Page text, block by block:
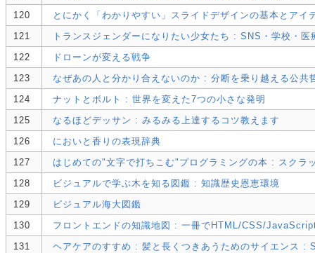
120
とにかく「わかりやすい」スライドデザインの基本とアイ
121
トランスジェンダーになりたい少女たち : SNS・学校・医
122
ドローンが変える戦争
123
なぜあの人と分かり合えないのか : 分断を乗り越える公共
124
ナットとボルト : 世界を変えた7つの小さな発明
125
なるほどデッサン : みるみる上達するコツ教えます
126
においと香りの表現辞典
127
はじめての"文字で打ちこむ"プログラミングの本 : スク
128
ビジュアルで学ぶ木を知る図鑑 : 知識歴史恩恵環境
129
ビジュアル海大図鑑
130
フロントエンドの知識地図 : 一冊でHTML/CSS/
131
ヘアケアのすすめ : 髪と長くつきあうためのサイエンス :